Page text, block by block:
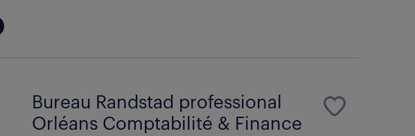
Bureau Randstad professional
Orléans Comptabilité & Finance